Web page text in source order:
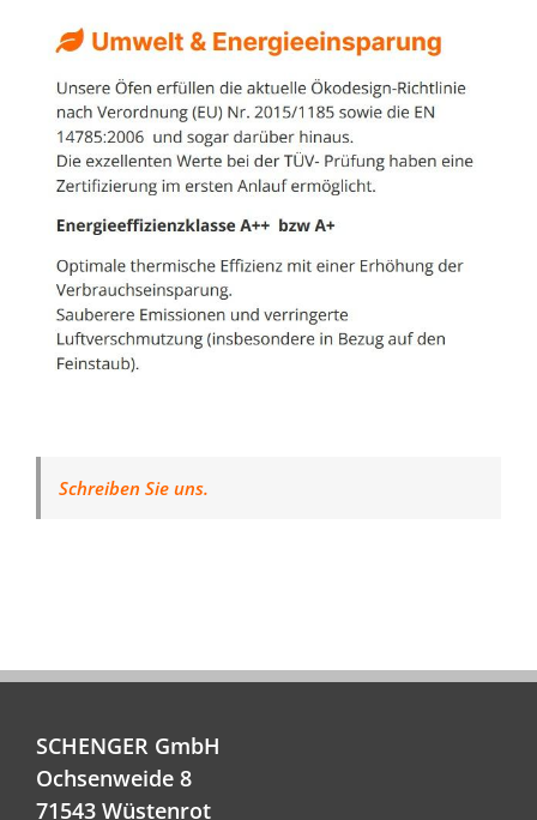
Schreiben Sie uns.
SCHENGER GmbH
Ochsenweide 8
71543 Wüstenrot